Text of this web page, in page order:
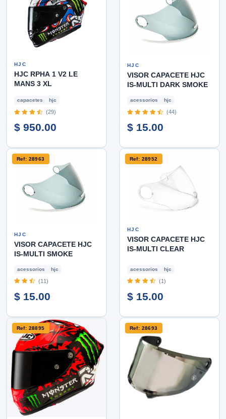
HJC
HJC RPHA 1 V2 LE
MANS 3 XL
capacetes hjc
(29)
$ 950.00
HJC
VISOR CAPACETE HJC
IS-MULTI DARK SMOKE
acessorios hjc
(44)
$ 15.00
Ref: 28963
HJC
VISOR CAPACETE HJC
IS-MULTI SMOKE
acessorios hjc
(11)
$ 15.00
Ref: 28952
HJC
VISOR CAPACETE HJC
IS-MULTI CLEAR
acessorios hjc
(1)
$ 15.00
Ref: 28895 Ref: 28693